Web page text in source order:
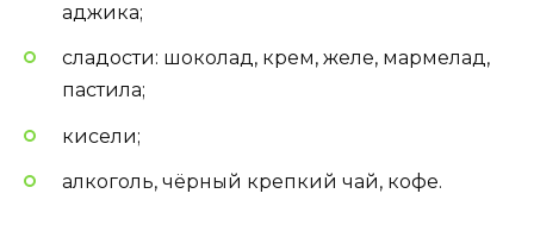
аджика;
сладости: шоколад, крем, желе, мармелад,
пастила;
кисели;
алкоголь, чёрный крепкий чай, кофе.